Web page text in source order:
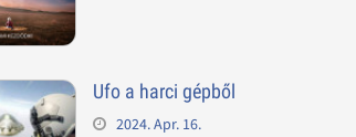
Ufo a harci gépből
2024. Apr. 16.